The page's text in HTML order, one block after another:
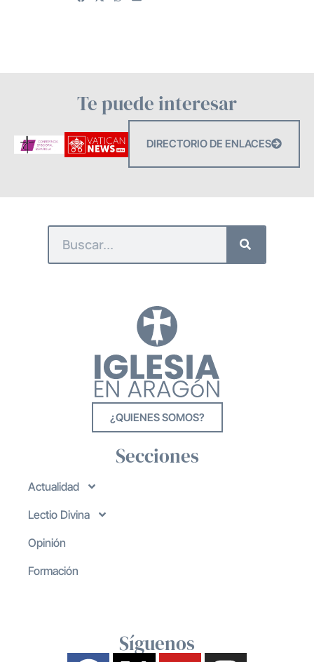
Te puede interesar
DIRECTORIO DE ENLACES
¿QUIENES SOMOS?
Secciones
Actualidad
Lectio Divina
Opinión
Formación
Síguenos